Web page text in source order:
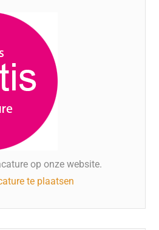
op onze website.
te plaatsen